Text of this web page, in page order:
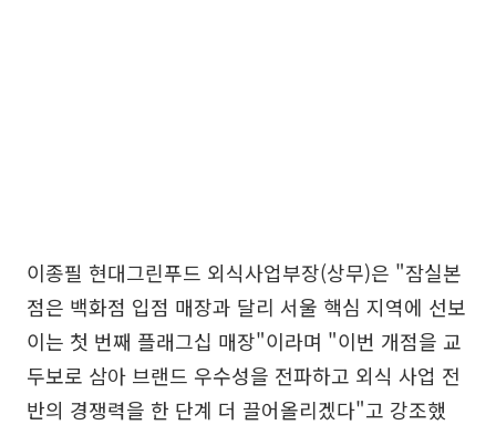
이종필 현대그린푸드 외식사업부장(상무)은 "잠실본
점은 백화점 입점 매장과 달리 서울 핵심 지역에 선보
이는 첫 번째 플래그십 매장"이라며 "이번 개점을 교
두보로 삼아 브랜드 우수성을 전파하고 외식 사업 전
반의 경쟁력을 한 단계 더 끌어올리겠다"고 강조했